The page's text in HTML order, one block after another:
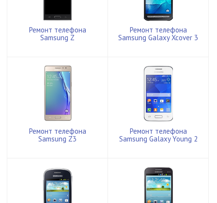
Ремонт телефона
Samsung Z
Ремонт телефона
Samsung Galaxy Xcover 3
Ремонт телефона
Samsung Z3
Ремонт телефона
Samsung Galaxy Young 2